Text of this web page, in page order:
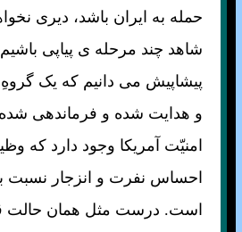
حمله به ايران باشد، ديری
شاهد چند مرحله ی پياپی
پيشاپيش می دانيم که يک
و هدايت شده و فرماندهی
امنيّت آمريکا وجود دارد که
احساس نفرت و انزجار نسبت
است. درست مثل همان حالت